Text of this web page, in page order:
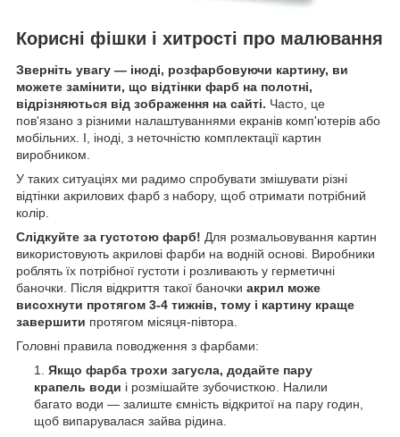
Корисні фішки і хитрості про малювання
Зверніть увагу — іноді, розфарбовуючи картину, ви
можете замінити, що відтінки фарб на полотні,
відрізняються від зображення на сайті. Часто, це
пов'язано з різними налаштуваннями екранів комп'ютерів або
мобільних. І, іноді, з неточністю комплектації картин
виробником.
У таких ситуаціях ми радимо спробувати змішувати різні
відтінки акрилових фарб з набору, щоб отримати потрібний
колір.
Слідкуйте за густотою фарб! Для розмальовування картин
використовують акрилові фарби на водній основі. Виробники
роблять їх потрібної густоти і розливають у герметичні
баночки. Після відкриття такої баночки акрил може
висохнути протягом 3-4 тижнів, тому і картину краще
завершити протягом місяця-півтора.
Головні правила поводження з фарбами:
Якщо фарба трохи загусла, додайте пару
крапель води і розмішайте зубочисткою. Налили
багато води — залиште ємність відкритої на пару годин,
щоб випарувалася зайва рідина.